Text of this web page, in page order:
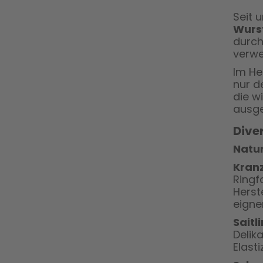
Seit
Im
nur
die